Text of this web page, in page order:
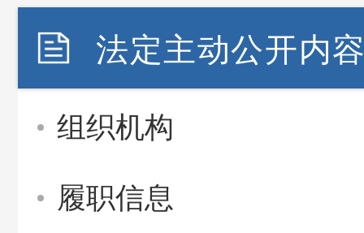
法定主动公开内
组织机构
履职信息